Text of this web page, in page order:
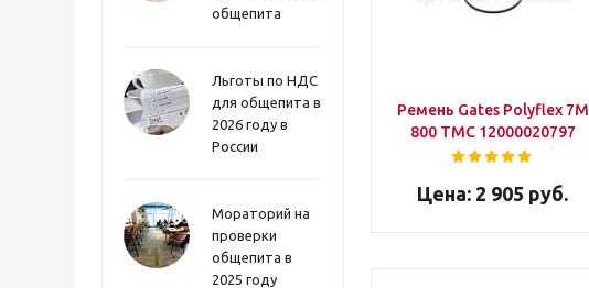
общепита
Льготы по НДС
для общепита в
2026 году в
России
Мораторий на
проверки
общепита в
2025 году
Ремень Gates Polyflex 7М
800 ТМС 12000020797
2 905 руб.